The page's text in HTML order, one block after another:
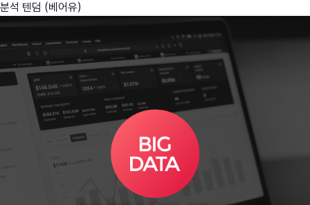
분석 텐덤 (베어유)